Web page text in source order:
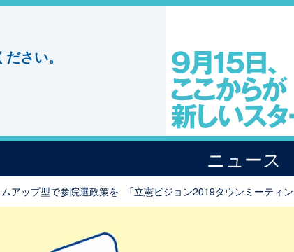
さい。
ニュース
アップ型で参院選政策を 「立憲ビジョン2019タウンミーティン